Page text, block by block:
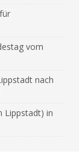
vom
nach
Lippstadt) in